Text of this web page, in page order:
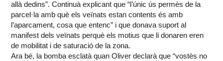
allà dedins”. Continuà explicant que “l’únic ús permès de la
parcel·la amb què els veïnats estan contents és amb
l’aparcament, cosa que entenc” i que donava suport al
manifest dels veïnats perquè els motius que li donaren eren
de mobilitat i de saturació de la zona.
Ara bé, la bomba esclatà quan Oliver declarà que “vostès no